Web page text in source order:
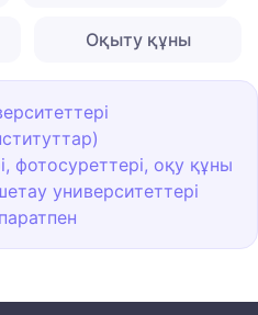
Оқыту құны
фотосуреттері, оқу құны
университеттері